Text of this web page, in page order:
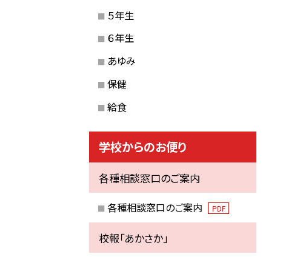
５年生
６年生
あゆみ
保健
給食
学校からのお便り
各種相談窓口のご案内
各種相談窓口のご案内 PDF
校報「あかさか」